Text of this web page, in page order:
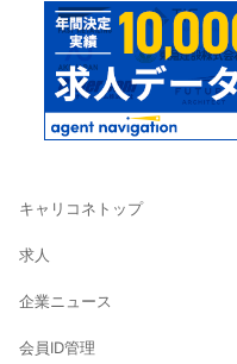
キャリコネトップ
求人
企業ニュース
会員ID管理